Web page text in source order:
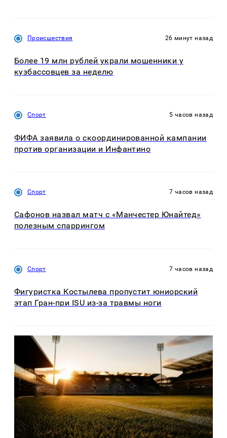
Происшествия 26 минут назад
Более 19 млн рублей украли мошенники у
кузбассовцев за неделю
Спорт 5 часов назад
ФИФА заявила о скоординированной кампании
против организации и Инфантино
Спорт 7 часов назад
Сафонов назвал матч с «Манчестер Юнайтед»
полезным спаррингом
Спорт 7 часов назад
Фигуристка Костылева пропустит юниорский
этап Гран-при ISU из-за травмы ноги